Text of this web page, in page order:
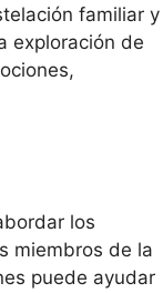
familiar y
exploración de
los
miembros de la
puede ayudar